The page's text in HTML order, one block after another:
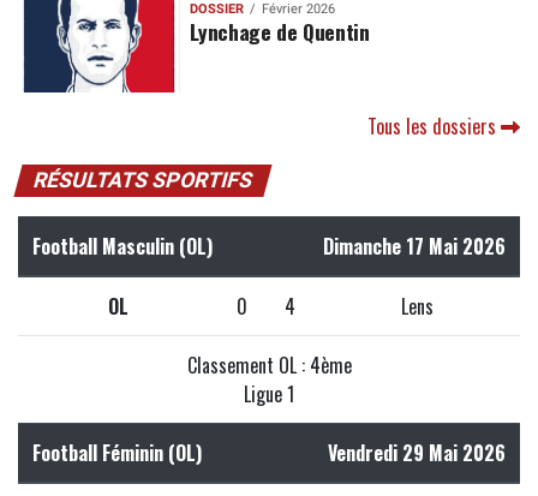
DOSSIER Février 2026
Lynchage de Quentin
Tous les dossiers
RÉSULTATS SPORTIFS
Football Masculin (OL) Dimanche 17 Mai 2026
OL 0 4 Lens
Classement OL : 4ème
Ligue 1
Football Féminin (OL) Vendredi 29 Mai 2026